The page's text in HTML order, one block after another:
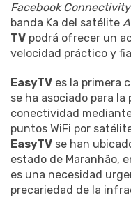
Facebook Connectivity
banda Ka del satélite
TV podrá ofrecer un
velocidad práctico y
EasyTV es la primera
se ha asociado para
conectividad
puntos WiFi por
EasyTV se han
estado de Maranhão,
es una necesidad
precariedad de la